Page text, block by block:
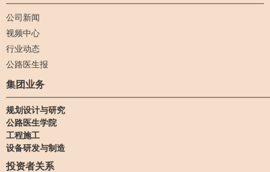
公司新闻
视频中心
行业动态
公路医生报
集团业务
规划设计与研究
公路医生学院
工程施工
设备研发与制造
投资者关系